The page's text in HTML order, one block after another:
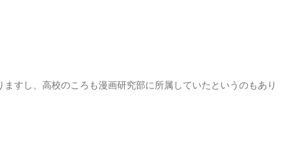
すし、高校のころも漫画研究部に所属していたというのもあり